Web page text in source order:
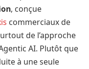
, conçue
commerciaux de
de l’approche
AI. Plutôt que
à une seule